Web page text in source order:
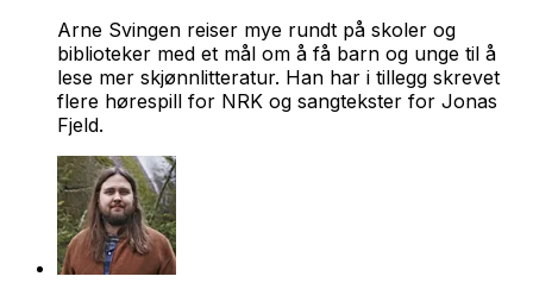
Arne Svingen reiser mye rundt på skoler og
biblioteker med et mål om å få barn og unge til å
lese mer skjønnlitteratur. Han har i tillegg skrevet
flere hørespill for NRK og sangtekster for Jonas
Fjeld.